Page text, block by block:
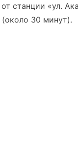
станции «ул.
(около 30 минут).